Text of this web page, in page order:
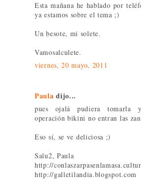
Esta mañana he hablado por
ya estamos sobre el tema ;)
Un besote, mi solete.
Vamosalculete.
viernes, 20 mayo, 2011
Paula dijo...
pues ojalá pudiera
operación bikini no entran las
Eso sí, se ve deliciosa ;)
Salu2, Paula
http://
http://galletilandia.blogspot.com